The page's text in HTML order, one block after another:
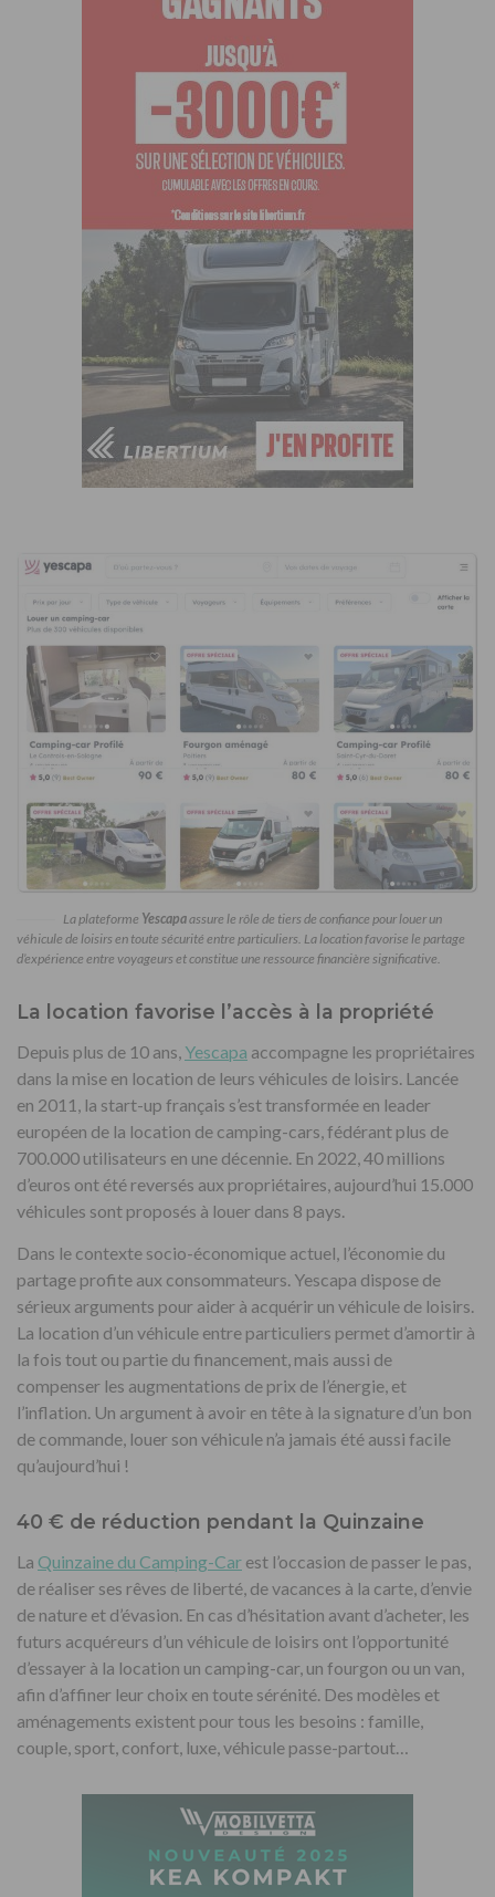
La plateforme Yescapaassure le rôle de tiers de confiance pour louer un
véhicule de loisirs en toute sécurité entre particuliers. La location favorise le partage
d’expérience entre voyageurs et constitue une ressource financière significative.
La location favorise l’accès à la propriété
Depuis plus de 10 ans, Yescapa accompagne les propriétaires
dans la mise en location de leurs véhicules de loisirs. Lancée
en 2011, la start-up français s’est transformée en leader
européen de la location de camping-cars, fédérant plus de
700.000 utilisateurs en une décennie. En 2022, 40 millions
d’euros ont été reversés aux propriétaires, aujourd’hui 15.000
véhicules sont proposés à louer dans 8 pays.
Dans le contexte socio-économique actuel, l’économie du
partage profite aux consommateurs. Yescapa dispose de
sérieux arguments pour aider à acquérir un véhicule de loisirs.
La location d’un véhicule entre particuliers permet d’amortir à
la fois tout ou partie du financement, mais aussi de
compenser les augmentations de prix de l’énergie, et
l’inflation. Un argument à avoir en tête à la signature d’un bon
de commande, louer son véhicule n’a jamais été aussi facile
qu’aujourd’hui !
40 € de réduction pendant la Quinzaine
La Quinzaine du Camping-Car est l’occasion de passer le pas,
de réaliser ses rêves de liberté, de vacances à la carte, d’envie
de nature et d’évasion. En cas d’hésitation avant d’acheter, les
futurs acquéreurs d’un véhicule de loisirs ont l’opportunité
d’essayer à la location un camping-car, un fourgon ou un van,
afin d’affiner leur choix en toute sérénité. Des modèles et
aménagements existent pour tous les besoins : famille,
couple, sport, confort, luxe, véhicule passe-partout…